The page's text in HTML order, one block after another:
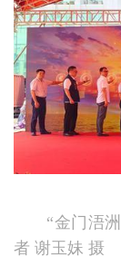
“金门浯
者 谢玉妹 摄